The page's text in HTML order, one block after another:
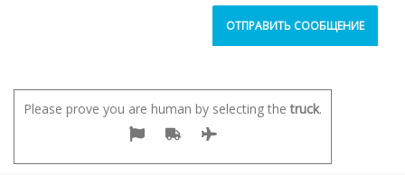
Please prove you are human by selecting the truck.